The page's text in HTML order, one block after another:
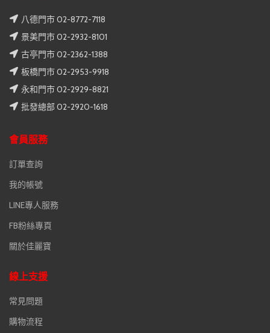
八德門市 02-8772-7118
景美門市 02-2932-8101
古亭門市 02-2362-1388
板橋門市 02-2953-9918
永和門市 02-2929-8821
批發總部 02-2920-1618
會員服務
訂單查詢
我的帳號
LINE專人服務
FB粉絲專頁
關於佳麗寶
線上支援
常見問題
購物流程